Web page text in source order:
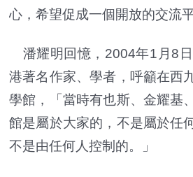
心，希望促成一個開放的交流平
潘耀明回憶，2004年1月8
港著名作家、學者，呼籲在西
學館，「當時有也斯、金耀基
館是屬於大家的，不是屬於任
不是由任何人控制的。」